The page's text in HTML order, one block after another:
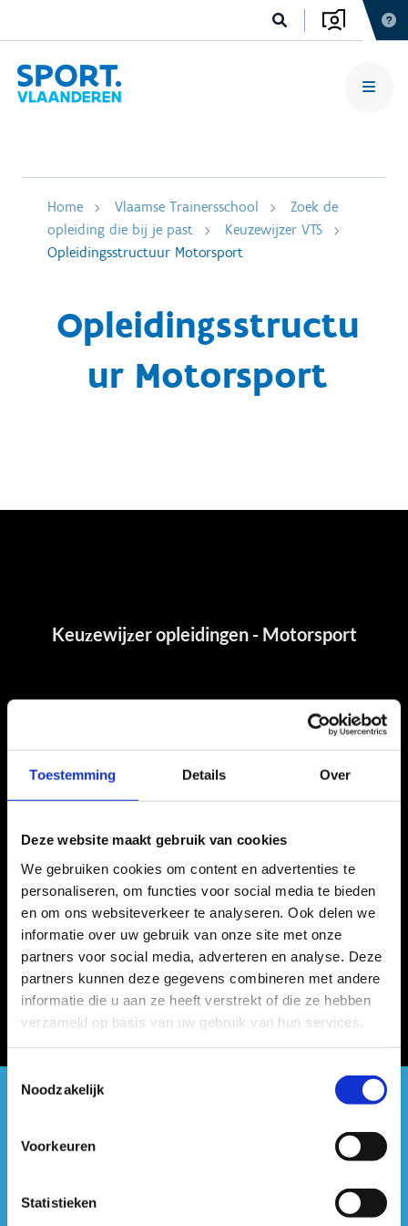
Toestemming Details Over
Deze website maakt gebruik van cookies
We gebruiken cookies om content en advertenties te
personaliseren, om functies voor social media te bieden
en om ons websiteverkeer te analyseren. Ook delen we
informatie over uw gebruik van onze site met onze
partners voor social media, adverteren en analyse. Deze
partners kunnen deze gegevens combineren met andere
informatie die u aan ze heeft verstrekt of die ze hebben
verzameld op basis van uw gebruik van hun services.
Toestemmingsselectie
Noodzakelijk
Voorkeuren
Statistieken
Home Vlaamse Trainersschool
Zoek de
opleiding die bij je past
Keuzewijzer VTS
Opleidingsstructuur Motorsport
Opleidingsstructu
ur Motorsport